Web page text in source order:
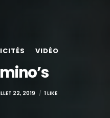
VIDÉO
22, 2019 1 LIKE